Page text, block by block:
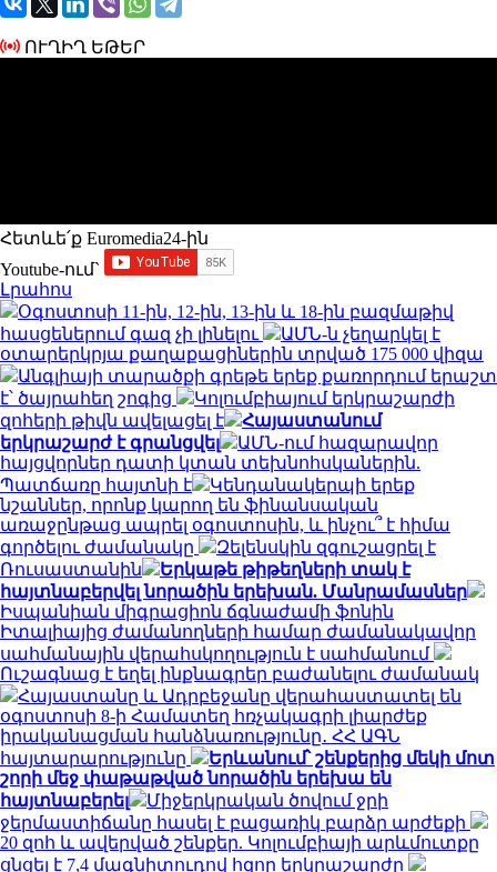
ՈՒՂԻՂ ԵԹԵՐ
Հետևե՛ք Euromedia24-ին
Youtube-ում`
Լրահոս
Օգոստոսի 11-ին, 12-ին, 13-ին և 18-ին բազմաթիվ
հասցեներում գազ չի լինելու
ԱՄՆ-ն չեղարկել է
օտարերկրյա քաղաքացիներին տրված 175 000 վիզա
Անգլիայի տարածքի գրեթե երեք քառորդում երաշտ
է՝ ծայրահեղ շոգից
Կոլումբիայում երկրաշարժի
զոհերի թիվն ավելացել է
Հայաստանում
երկրաշարժ է գրանցվել
ԱՄՆ-ում հազարավոր
հայցվորներ դատի կտան տեխնոհսկաներին.
Պատճառը հայտնի է
Կենդանակերպի երեք
նշաններ, որոնք կարող են ֆինանսական
առաջընթաց ապրել օգոստոսին, և ինչու՞ է հիմա
գործելու ժամանակը
Զելենսկին զգուշացրել է
Ռուսաստանին
Երկաթե թիթեղների տակ է
հայտնաբերվել նորածին երեխան. Մանրամասներ
Իսպանիան միգրացիոն ճգնաժամի ֆոնին
Իտալիայից ժամանողների համար ժամանակավոր
սահմանային վերահսկողություն է սահմանում
Ուշագնաց է եղել ինքնագրեր բաժանելու ժամանակ
Հայաստանը և Ադրբեջանը վերահաստատել են
օգոստոսի 8-ի Համատեղ հռչակագրի լիարժեք
իրականացման հանձնառությունը․ ՀՀ ԱԳՆ
հայտարարությունը
Երևանում՝ շենքերից մեկի մոտ
շորի մեջ փաթաթված նորածին երեխա են
հայտնաբերել
Միջերկրական ծովում ջրի
ջերմաստիճանը հասել է բացառիկ բարձր արժեքի
20 զոհ և ավերված շենքեր. Կոլումբիայի արևմուտքը
ցնցել է 7,4 մագնիտուդով հզոր երկրաշարժը